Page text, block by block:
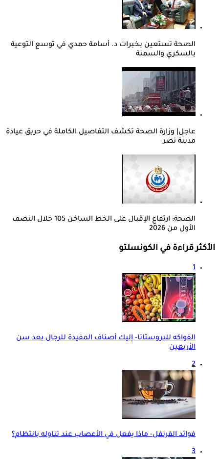
الصحة تستعين بخبرات د. أسامة حمدي في توسع التوعية
بالسكري والسمنة
عاجل| وزارة الصحة تكشف التفاصيل الكاملة في حريق عيادة
مدينة نصر
الصحة: ارتفاع الإقبال على الخط الساخن 105 خلال النصف
الأول من 2026
الأكثر قراءة في الكونسلتو
1
الفواكه للبروستاتا- إليك أصناف المفيدة للرجال بعد سن
الأربعين
2
فوائد القرنفل- ماذا يفعل في الأعصاب عند تناوله بانتظام؟
3